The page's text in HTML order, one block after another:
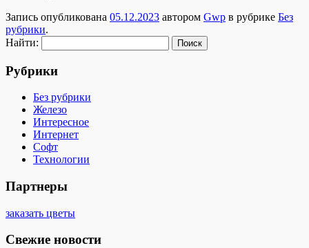
Запись опубликована 05.12.2023 автором Gwp в рубрике Без
рубрики.
Найти:
Рубрики
Без рубрики
Железо
Интересное
Интернет
Софт
Технологии
Партнеры
заказать цветы
Свежие новости